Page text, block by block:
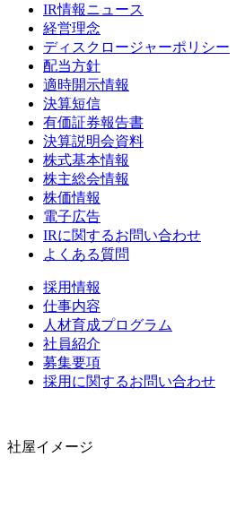
IR情報ニュース
経営理念
ディスクロージャーポリシー
配当方針
適時開示情報
決算短信
有価証券報告書
決算説明会資料
株式基本情報
株主総会情報
株価情報
電子広告
IRに関するお問い合わせ
よくある質問
採用情報
仕事内容
人材育成プログラム
社員紹介
募集要項
採用に関するお問い合わせ
社屋イメージ